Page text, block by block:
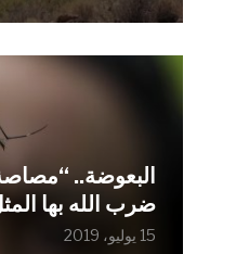
البعوضة..
ضرب الله بها
15 يوليو، 2019